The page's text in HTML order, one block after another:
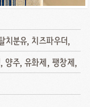
치분유, 치즈파우더,
양주, 유화제, 팽창제,